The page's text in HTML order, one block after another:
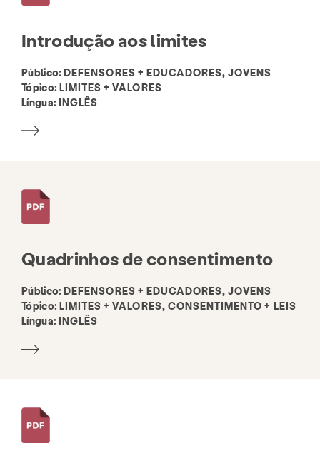
Introdução aos limites
Público:DEFENSORES + EDUCADORES, JOVENS
Tópico: LIMITES + VALORES
Língua: INGLÊS
Quadrinhos de consentimento
Público:DEFENSORES + EDUCADORES, JOVENS
Tópico: LIMITES + VALORES, CONSENTIMENTO + LEIS
Língua: INGLÊS